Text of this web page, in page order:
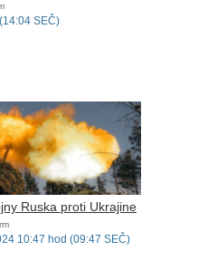
SEČ)
Ruska proti Ukrajine
10:47 hod (09:47 SEČ)